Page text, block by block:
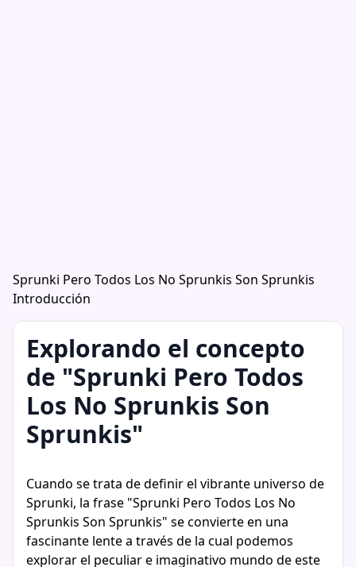
Sprunki Pero Todos Los No Sprunkis Son Sprunkis
Introducción
Explorando el concepto
de "Sprunki Pero Todos
Los No Sprunkis Son
Sprunkis"
Cuando se trata de definir el vibrante universo de
Sprunki, la frase "Sprunki Pero Todos Los No
Sprunkis Son Sprunkis" se convierte en una
fascinante lente a través de la cual podemos
explorar el peculiar e imaginativo mundo de este